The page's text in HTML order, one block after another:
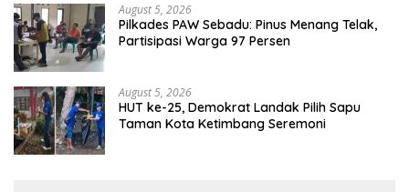
August 5, 2026
Pilkades PAW Sebadu: Pinus Menang Telak,
Partisipasi Warga 97 Persen
August 5, 2026
HUT ke-25, Demokrat Landak Pilih Sapu
Taman Kota Ketimbang Seremoni